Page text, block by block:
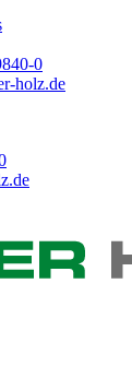
0
holz.de